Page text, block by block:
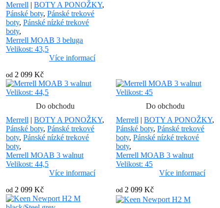
Merrell | BOTY A PONOŽKY,
Pánské boty, Pánské trekové
boty, Pánské nízké trekové
boty,
Merrell MOAB 3 beluga
Velikost: 43,5
Více informací
od 2 099 Kč
Do obchodu
Merrell | BOTY A PONOŽKY,
Pánské boty, Pánské trekové
boty, Pánské nízké trekové
boty,
Merrell MOAB 3 walnut
Velikost: 44,5
Více informací
od 2 099 Kč
Do obchodu
Merrell | BOTY A PONOŽKY,
Pánské boty, Pánské trekové
boty, Pánské nízké trekové
boty,
Merrell MOAB 3 walnut
Velikost: 45
Více informací
od 2 099 Kč